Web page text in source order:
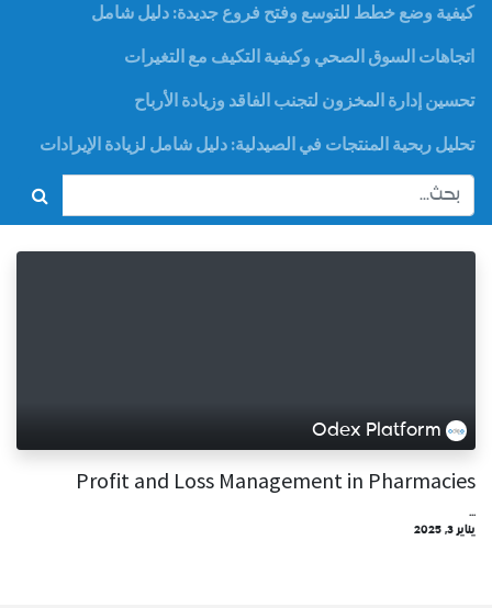
كيفية وضع خطط للتوسع وفتح فروع جديدة: دليل شامل
اتجاهات السوق الصحي وكيفية التكيف مع التغيرات
تحسين إدارة المخزون لتجنب الفاقد وزيادة الأرباح
تحليل ربحية المنتجات في الصيدلية: دليل شامل لزيادة الإيرادات
Odex Platform
Profit and Loss Management in Pharmacies
...
يناير 3, 2025